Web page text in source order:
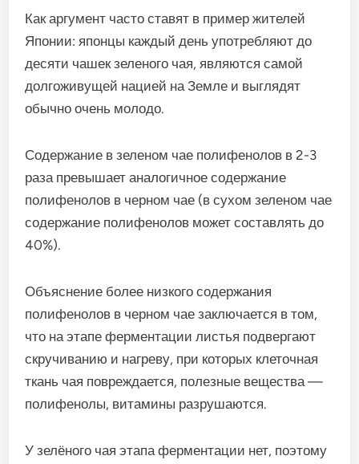
Как аргумент часто ставят в пример жителей
Японии: японцы каждый день употребляют до
десяти чашек зеленого чая, являются самой
долгоживущей нацией на Земле и выглядят
обычно очень молодо.
Содержание в зеленом чае полифенолов в 2-3
раза превышает аналогичное содержание
полифенолов в черном чае (в сухом зеленом чае
содержа­ние полифенолов может составлять до
40%).
Объяснение более низкого содержания
полифенолов в черном чае заключается в том,
что на этапе ферментации листья подвергают
скручиванию и нагреву, при которых клеточная
ткань чая повреждается, полезные вещества —
полифенолы, витамины разрушаются.
У зелёного чая этапа ферментации нет, поэтому